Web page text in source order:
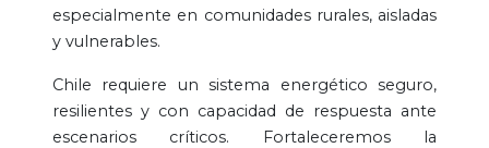
especialmente en comunidades rurales, aisladas
y vulnerables.
Chile requiere un sistema energético seguro,
resilientes y con capacidad de respuesta ante
escenarios críticos. Fortaleceremos la